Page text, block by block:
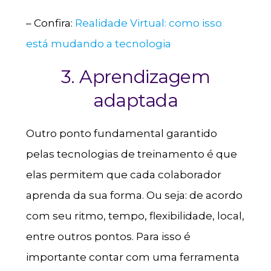
– Confira: Realidade Virtual: como isso
está mudando a tecnologia
3. Aprendizagem
adaptada
Outro ponto fundamental garantido
pelas tecnologias de treinamento é que
elas permitem que cada colaborador
aprenda da sua forma. Ou seja: de acordo
com seu ritmo, tempo, flexibilidade, local,
entre outros pontos. Para isso é
importante contar com uma ferramenta